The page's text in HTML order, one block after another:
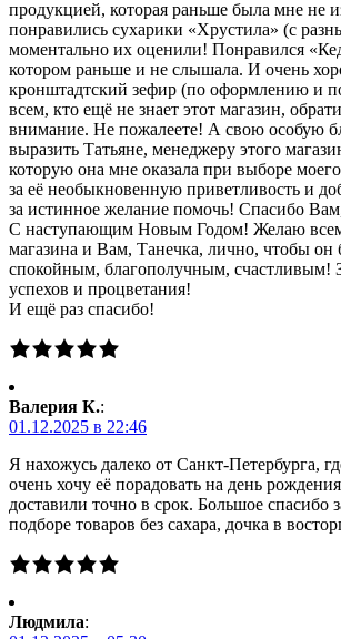
продукцией, которая раньше была мне не
понравились сухарики «Хрустила» (с
моментально их оценили! Понравился
котором раньше и не слышала. И очень
кронштадтский зефир (по оформлению и
всем, кто ещё не знает этот магазин,
внимание. Не пожалеете! А свою особую
выразить Татьяне, менеджеру этого
которую она мне оказала при выборе моего
за её необыкновенную приветливость и
за истинное желание помочь! Спасибо
С наступающим Новым Годом! Желаю
магазина и Вам, Танечка, лично, чтобы
спокойным, благополучным, счастливым!
успехов и процветания!
И ещё раз спасибо!
Валерия К.:
01.12.2025 в 22:46
Я нахожусь далеко от Санкт-Петербурга,
очень хочу её порадовать на день
доставили точно в срок. Большое спасибо
подборе товаров без сахара, дочка в
Людмила: